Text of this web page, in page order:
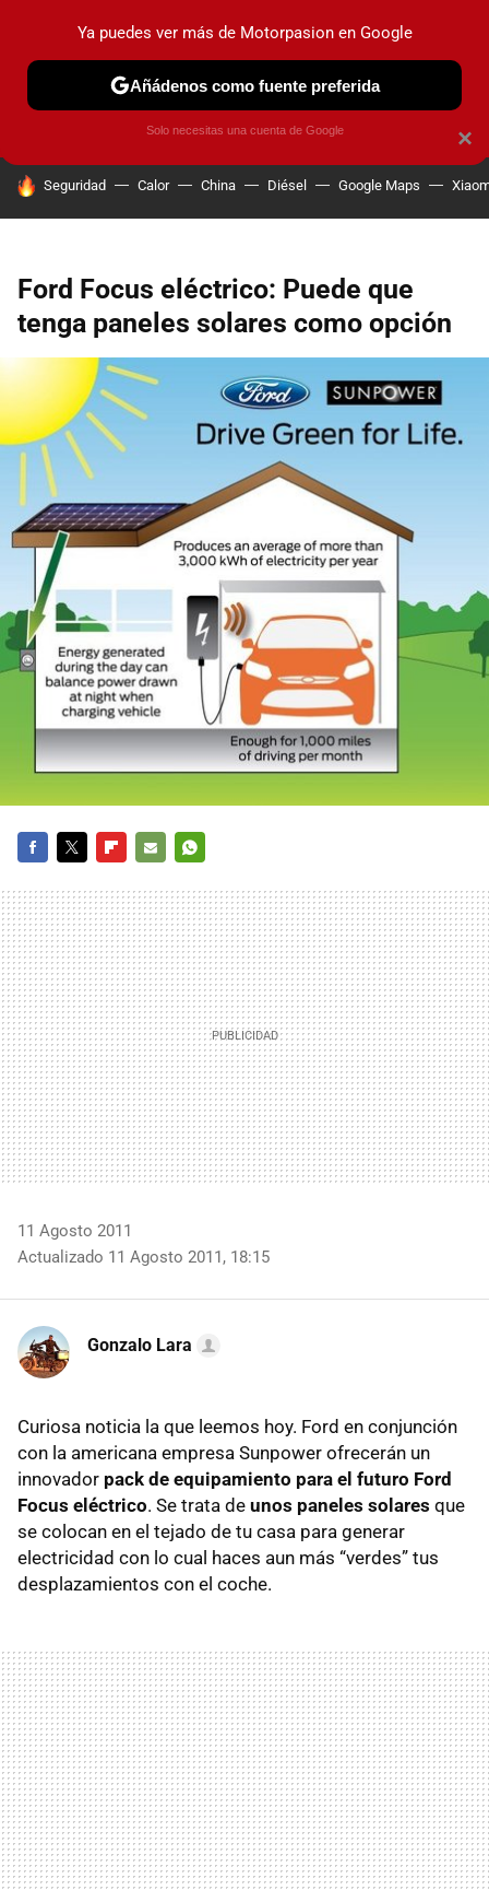
PRUEBAS COCHES ELÉCTRICOS OBSERVATORIO
HOY SE HABLA DE
Seguridad Calor China Diésel Google Maps
Ford Focus eléctrico: Puede que
tenga paneles solares como opción
MAIL
11 Agosto 2011
Actualizado 11 Agosto 2011, 18:15
Gonzalo Lara
Curiosa noticia la que leemos hoy. Ford en conjunción
con la americana empresa Sunpower ofrecerán un
innovador pack de equipamiento para el futuro Ford
Focus eléctrico. Se trata de unos paneles solares que
se colocan en el tejado de tu casa para generar
electricidad con lo cual haces aun más “verdes” tus
desplazamientos con el coche.
×
Ya puedes ver más de Motorpasion en Google
Añádenos como fuente preferida
Solo necesitas una cuenta de Google